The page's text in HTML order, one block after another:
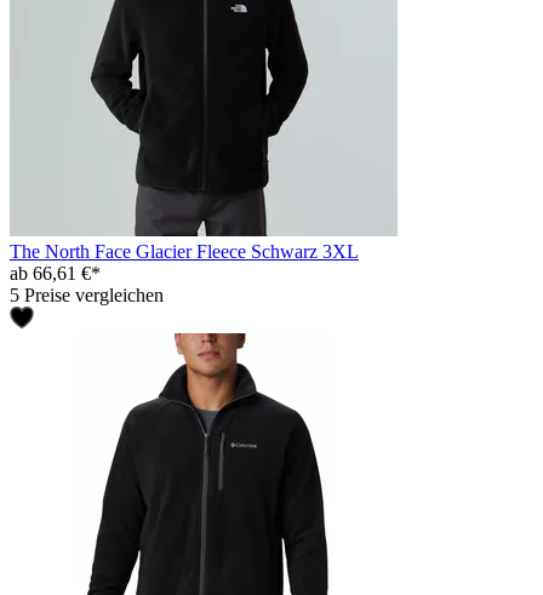
The North Face Glacier Fleece Schwarz 3XL
ab 66,61 €*
5 Preise vergleichen